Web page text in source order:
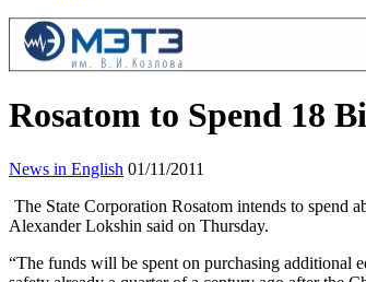
Rosatom to Spend 18
News in English 01/11/2011
The State Corporation Rosatom intends to spend
Alexander Lokshin said on Thursday.
“The funds will be spent on purchasing additional